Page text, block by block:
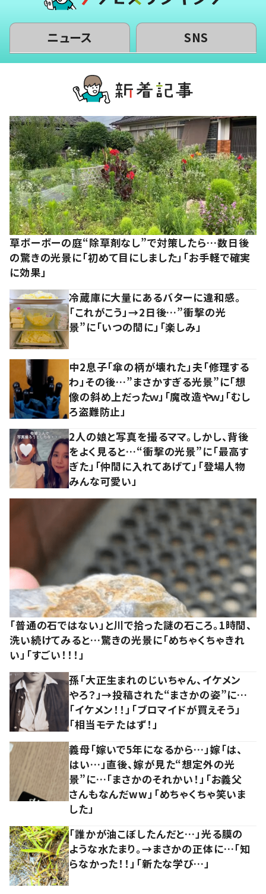
ニュース SNS
草ボーボーの庭“除草剤なし”で対策したら…数日後
の驚きの光景に「初めて目にしました」「お手軽で確実
に効果」
冷蔵庫に大量にあるバターに違和感。
「これがこう」→2日後…”衝撃の光
景”に「いつの間に」「楽しみ」
中2息子「傘の柄が壊れた」夫「修理する
わ」その後…”まさかすぎる光景”に「想
像の斜め上だったｗ」「魔改造やｗ」「むし
ろ盗難防止」
2人の娘と写真を撮るママ。しかし、背後
をよく見ると…“衝撃の光景”に「最高す
ぎた」「仲間に入れてあげて」「登場人物
みんな可愛い」
「普通の石ではない」と川で拾った謎の石ころ。1時間、
洗い続けてみると…驚きの光景に「めちゃくちゃきれ
い」「すごい！！！」
孫「大正生まれのじいちゃん、イケメン
やろ？」→投稿された“まさかの姿”に…
「イケメン！！」「ブロマイドが買えそう」
「相当モテたはず！」
義母「嫁いで5年になるから…」嫁「は、
はい…」直後、嫁が見た“想定外の光
景”に…「まさかのそれかい！」「お義父
さんもなんだww」「めちゃくちゃ笑いま
した」
「誰かが油こぼしたんだと…」光る膜の
ような水たまり。→まさかの正体に…「知
らなかった！！」「新たな学び…」